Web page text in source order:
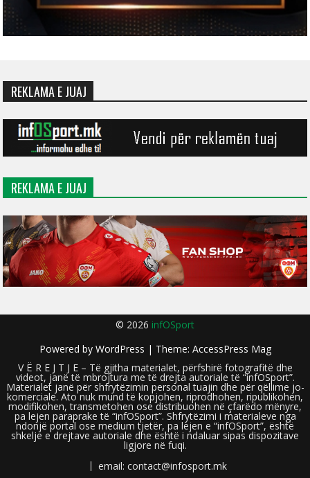
REKLAMA E JUAJ
REKLAMA E JUAJ
© 2026 infOSport
Powered by WordPress | Theme: AccessPress Mag
V Ë R E J T J E – Të gjitha materialet, përfshirë fotografitë dhe
videot, janë të mbrojtura me të drejta autoriale të “infOSport”.
Materialet janë për shfrytëzimin personal tuajin dhe për qëllime jo-
komerciale. Ato nuk mund të kopjohen, riprodhohen, ripublikohen,
modifikohen, transmetohen ose distribuohen në çfarëdo mënyre,
pa lejen paraprake të “infOSport”. Shfrytëzimi i materialeve nga
ndonjë portal ose medium tjetër, pa lejen e “infOSport”, është
shkelje e drejtave autoriale dhe është i ndaluar sipas dispozitave
ligjore në fuqi.
email: contact@infosport.mk